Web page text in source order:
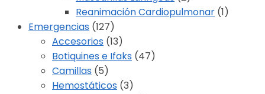
Reanimación Cardiopulmonar (1)
Emergencias (127)
Accesorios (13)
Botiquines e Ifaks (47)
Camillas (5)
Hemostáticos (3)